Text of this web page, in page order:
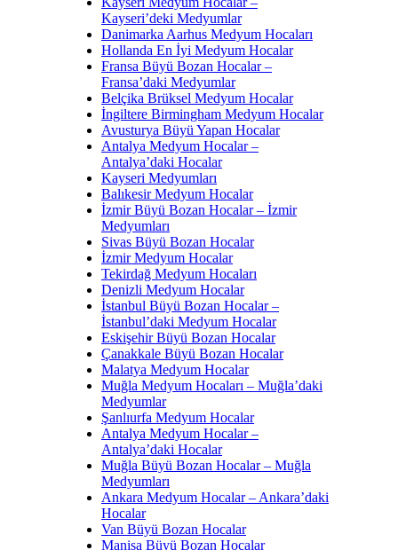
Kayseri’deki Medyumlar
Danimarka Aarhus Medyum Hocaları
Hollanda En İyi Medyum Hocalar
Fransa Büyü Bozan Hocalar –
Fransa’daki Medyumlar
Belçika Brüksel Medyum Hocalar
İngiltere Birmingham Medyum Hocalar
Avusturya Büyü Yapan Hocalar
Antalya Medyum Hocalar –
Antalya’daki Hocalar
Kayseri Medyumları
Balıkesir Medyum Hocalar
İzmir Büyü Bozan Hocalar – İzmir
Medyumları
Sivas Büyü Bozan Hocalar
İzmir Medyum Hocalar
Tekirdağ Medyum Hocaları
Denizli Medyum Hocalar
İstanbul Büyü Bozan Hocalar –
İstanbul’daki Medyum Hocalar
Eskişehir Büyü Bozan Hocalar
Çanakkale Büyü Bozan Hocalar
Malatya Medyum Hocalar
Muğla Medyum Hocaları – Muğla’daki
Medyumlar
Şanlıurfa Medyum Hocalar
Antalya Medyum Hocalar –
Antalya’daki Hocalar
Muğla Büyü Bozan Hocalar – Muğla
Medyumları
Ankara Medyum Hocalar – Ankara’daki
Hocalar
Van Büyü Bozan Hocalar
Manisa Büyü Bozan Hocalar